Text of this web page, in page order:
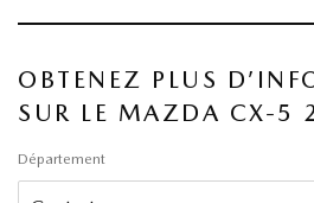
OBTENEZ PLUS
SUR LE MAZDA CX-5
Département